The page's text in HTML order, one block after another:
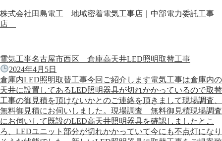
株式会社田島電工 地域密着電気工事店｜中部電力委託工事
店
電気工事名古屋市西区 倉庫高天井LED照明取替工事
2024年4月5日
倉庫内LED照明取替工事今回ご紹介します電気工事は倉庫内の
天井に設置してあるLED照明器具が切れかかっているので取替
工事の御見積を頂けないかとのご連絡を頂きまして現場調査、
無料御見積にお伺いしました。現場調査 無料御見積現場調査
にお伺いして既設のLED高天井照明器具を確認しましたとこ
ろ、LEDユニット部分が切れかかっていて今にも不点灯になり